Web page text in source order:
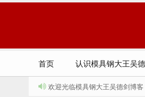
首页 认识模具钢大王吴
欢迎光临模具钢大王吴德剑博